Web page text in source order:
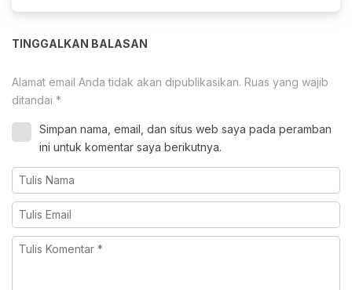
TINGGALKAN BALASAN
Alamat email Anda tidak akan dipublikasikan. Ruas yang wajib
ditandai *
Simpan nama, email, dan situs web saya pada peramban
ini untuk komentar saya berikutnya.